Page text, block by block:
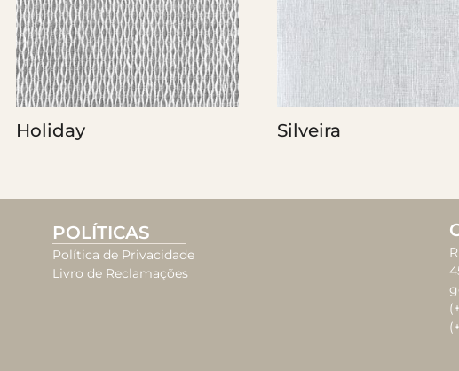
Holiday Silveira
POLÍTICAS
Política de Privacidade
Livro de Reclamações